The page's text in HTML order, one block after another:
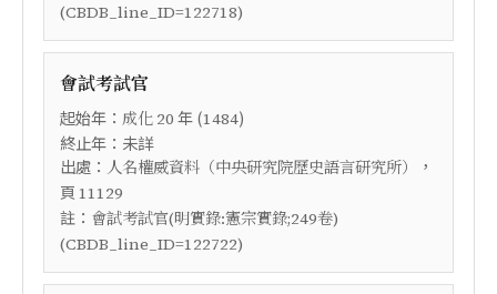
(CBDB_line_ID=122718)
會試考試官
起始年： 成化 20 年 (1484)
終止年：未詳
出處： 人名權威資料（中央研究院歷史語言研究所）
，
頁 11129
註： 會試考試官(明實錄:憲宗實錄;249卷)
(CBDB_line_ID=122722)